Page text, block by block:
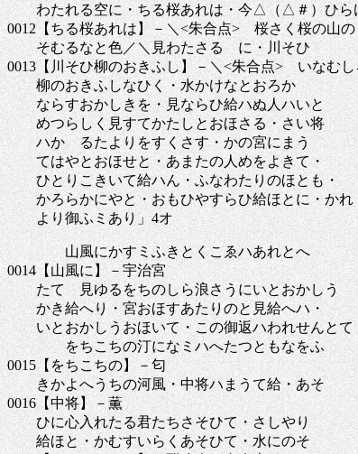
わたれる空に・ちる桜あれは・今△（△＃）ひら
0012【ちる桜あれは】－＼<朱合点> 桜さく桜の山
そむるなと色／＼見わたさるゝに・川そひ
0013【川そひ柳のおきふし】－＼<朱合点> いなむ
柳のおきふしなひく・水かけなとおろか
ならすおかしきを・見ならひ給ハぬ人ハいと
めつらしく見すてかたしとおほさる・さい将
ハかゝるたよりをすくさす・かの宮にまう
てはやとおほせと・あまたの人めをよきて・
ひとりこきいて給ハん・ふなわたりのほとも・
かろらかにやと・おもひやすらひ給ほとに・かれ
より御ふミあり」4オ
山風にかすミふきとくこゑハあれとへ
0014【山風に】－宇治宮
たてゝ見ゆるをちのしら浪さうにいとおかしう
かき給へり・宮おほすあたりのと見給へハ・
いとおかしうおほいて・この御返ハわれせんとて
をちこちの汀になミハへたつともなをふ
0015【をちこちの】－匂
きかよへうちの河風・中将ハまうて給・あそ
0016【中将】－薫
ひに心入れたる君たちさそひて・さしやり
給ほと・かむすいらくあそひて・水にのそ